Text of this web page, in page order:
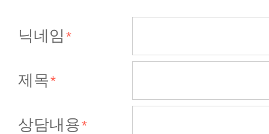
닉네임
제목
상담내용